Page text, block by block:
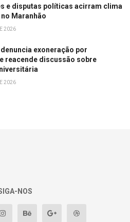
e disputas políticas acirram clima
Maranhão
2026
exoneração por
reacende discussão sobre
2026
NOS